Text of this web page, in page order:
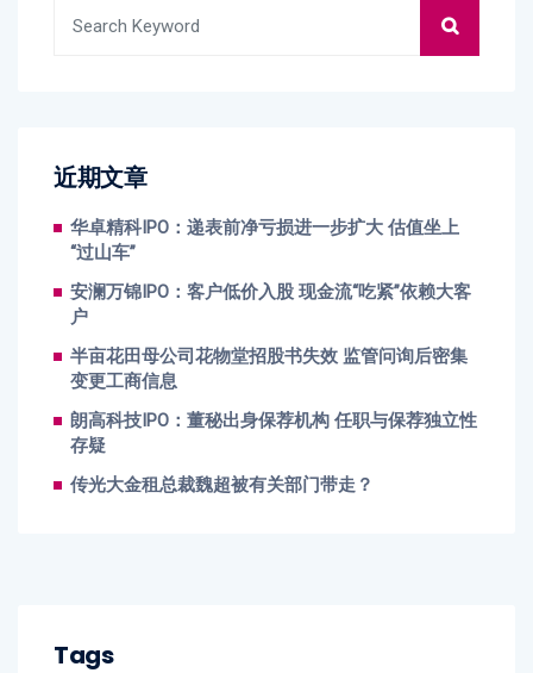
近期文章
华卓精科IPO：递表前净亏损进一步扩大 估值坐上
“过山车”
安澜万锦IPO：客户低价入股 现金流“吃紧”依赖大客
户
半亩花田母公司花物堂招股书失效 监管问询后密集
变更工商信息
朗高科技IPO：董秘出身保荐机构 任职与保荐独立性
存疑
传光大金租总裁魏超被有关部门带走？
Tags